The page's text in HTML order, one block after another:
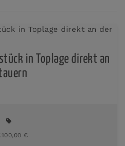
in Toplage direkt an
€